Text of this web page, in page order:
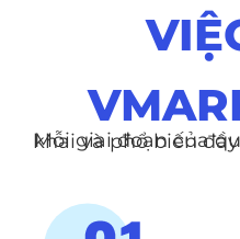
Mỗi giai đoạn của quy trình đều đươc